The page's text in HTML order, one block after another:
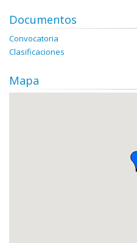
Documentos
Convocatoria
Clasificaciones
Mapa